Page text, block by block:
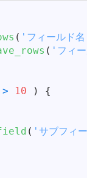
( 'フィールド
( 'フィ
> 10 )
{
( 'サブフィ